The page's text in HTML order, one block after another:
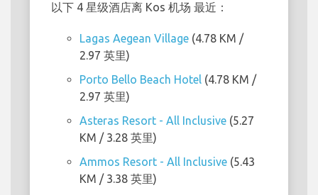
以下 4 星级酒店离 Kos 机场 最近：
Lagas Aegean Village (4.78 KM /
2.97 英里)
Porto Bello Beach Hotel (4.78 KM /
2.97 英里)
Asteras Resort - All Inclusive (5.27
KM / 3.28 英里)
Ammos Resort - All Inclusive (5.43
KM / 3.38 英里)